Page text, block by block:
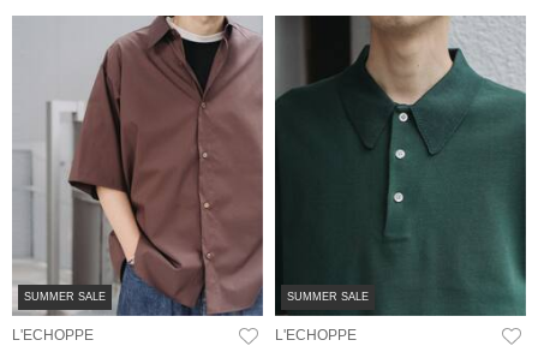
SUMMER SALE
L'ECHOPPE
SUMMER SALE
L'ECHOPPE